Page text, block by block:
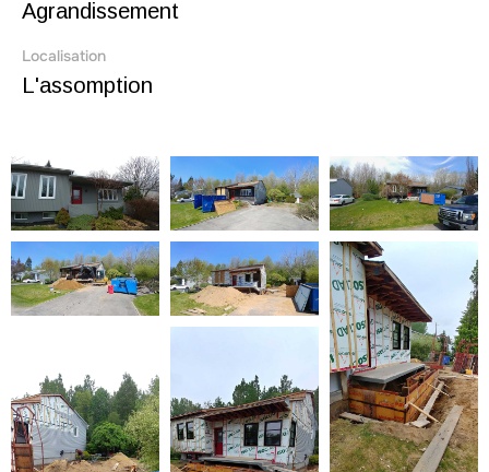
Agrandissement
Localisation
L'assomption